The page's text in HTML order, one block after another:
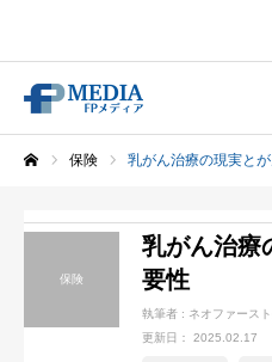
保険 乳がん治療の現実と
保険
乳がん治療
要性
執筆者 : ネオファース
更新日：
2025.02.17